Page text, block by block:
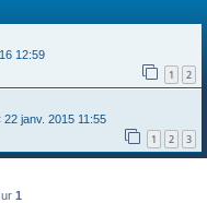
12:59
1 2
22 janv. 2015 11:55
1 2 3
1